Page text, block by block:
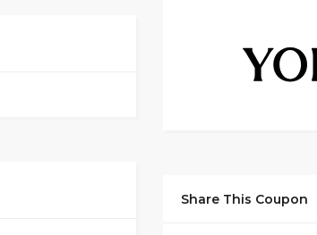
Share This Coupon